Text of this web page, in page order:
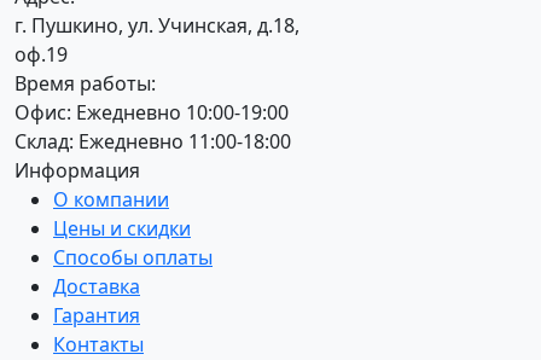
Информация
О компании
Цены и скидки
Способы оплаты
Доставка
Гарантия
Контакты
г. Пушкино, ул. Учинская, д.18,
оф.19
Время работы:
Офис: Ежедневно 10:00-19:00
Склад: Ежедневно 11:00-18:00